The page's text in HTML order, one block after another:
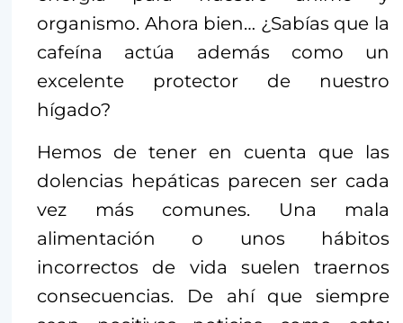
organismo. Ahora bien… ¿Sabías que la
cafeína actúa además como un
excelente protector de nuestro
hígado?
Hemos de tener en cuenta que las
dolencias hepáticas parecen ser cada
vez más comunes. Una mala
alimentación o unos hábitos
incorrectos de vida suelen traernos
consecuencias. De ahí que siempre